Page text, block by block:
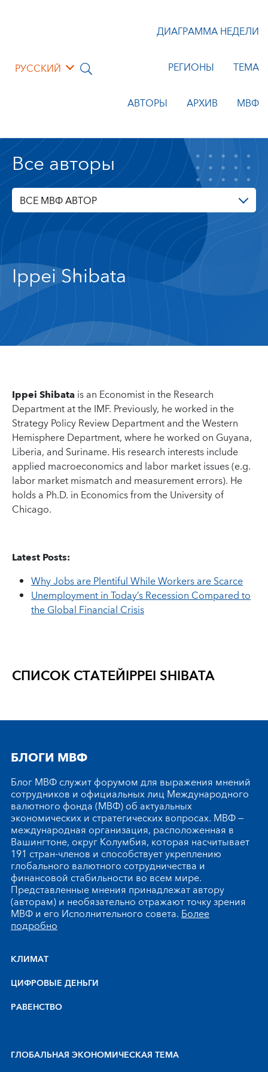
РУССКИЙ
ДИАГРАММА НЕДЕЛИ
РЕГИОНЫ ТЕМА
АВТОРЫ АРХИВ МВФ
Все авторы
ВСЕ МВФ АВТОР
Ippei Shibata
Ippei Shibatais an Economist in the Research
Department at the IMF. Previously, he worked in the
Strategy Policy Review Department and the Western
Hemisphere Department, where he worked on Guyana,
Liberia, and Suriname. His research interests include
applied macroeconomics and labor market issues (e.g.
labor market mismatch and measurement errors). He
holds a Ph.D. in Economics from the University of
Chicago.
Latest Posts:
Why Jobs are Plentiful While Workers are Scarce
Unemployment in Today’s Recession Compared to
the Global Financial Crisis
СПИСОК СТАТЕЙIPPEI SHIBATA
БЛОГИ МВФ
Блог МВФ служит форумом для выражения мнений
сотрудников и официальных лиц Международного
валютного фонда (МВФ) об актуальных
экономических и стратегических вопросах. МВФ —
международная организация, расположенная в
Вашингтоне, округ Колумбия, которая насчитывает
191 стран-членов и способствует укреплению
глобального валютного сотрудничества и
финансовой стабильности во всем мире.
Представленные мнения принадлежат автору
(авторам) и необязательно отражают точку зрения
МВФ и его Исполнительного совета.Более
подробно
КЛИМАТ
ЦИФРОВЫЕ ДЕНЬГИ
РАВЕНСТВО
ГЛОБАЛЬНАЯ ЭКОНОМИЧЕСКАЯ ТЕМА